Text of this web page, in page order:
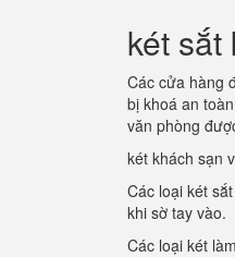
két
Các cửa hàng
bị khoá an
văn phòng
két khách sạn
Các loại két
khi sờ tay vào.
Các loại két